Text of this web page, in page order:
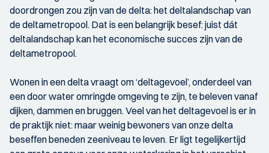
doordrongen zou zijn van de delta: het deltalandschap van
de deltametropool. Dat is een belangrijk besef: juist dát
deltalandschap kan het economische succes zijn van de
deltametropool.
Wonen in een delta vraagt om ‘deltagevoel’, onderdeel van
een door water omringde omgeving te zijn, te beleven vanaf
dijken, dammen en bruggen. Veel van het deltagevoel is er in
de praktijk niet: maar weinig bewoners van onze delta
beseffen beneden zeeniveau te leven. Er ligt tegelijkertijd